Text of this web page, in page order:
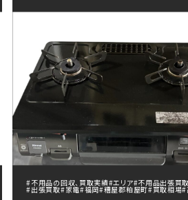
#不用品の回収、買取実績#エリア#不用品出張買
#出張買取#家電#福岡#糟屋郡粕屋町#買取相場#